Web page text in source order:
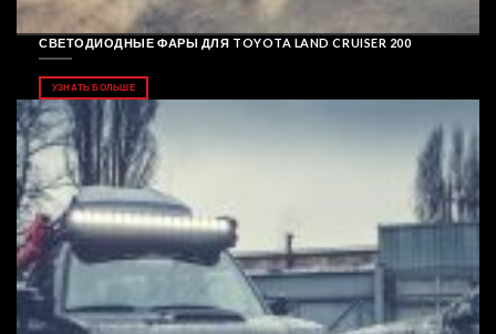
СВЕТОДИОДНЫЕ ФАРЫ ДЛЯ TOYOTA LAND CRUISER 200
УЗНАТЬ БОЛЬШЕ